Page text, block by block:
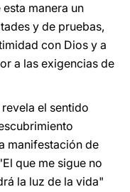
manera un
y de pruebas,
con Dios y a
a las exigencias de
el sentido
manifestación de
que me sigue no
la luz de la vida"